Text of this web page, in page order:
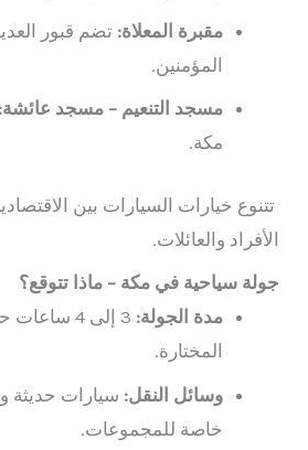
مقبرة المعلاة: تضم قبور
المؤمنين.
مسجد التنعيم – مسجد عائشة:
مكة.
الأفراد والعائلات.
جولة سياحية في مكة – ماذا تتوقع؟
مدة الجولة:
3 إلى 4
المختارة.
وسائل النقل: سيارات حديثة
خاصة للمجموعات.